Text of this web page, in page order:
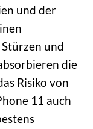
und der
und
die
Risiko von
11 auch